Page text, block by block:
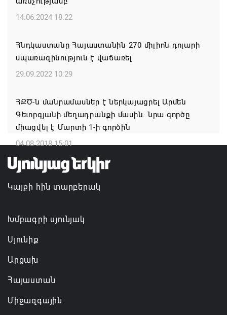
Կապան համայնքի ղեկավար Գևորգ Փարսյանի
մեծածավալ աշխատանքներ՝ գյուղական
բնակավայրերում
07.08.2026 16:09
Ռուսաստանի բանակը «Իսկանդերով» հարվածել է
ուկրաինական գնացքին
07.08.2026 14:32
TRIP ծրագրով 120 մլն եվրո ներդրում՝
Հայաստանի մի շարք զբոսաշրջային
կլաստերների զարգացման համար
14.06.2024 18:22
Հնդկաստանը Հայաստանին 270 միլիոն դոլարի
սպառազինություն է վաճառել
29.09.2022 10:29
ՀՔԾ-ն մանրամասներ է ներկայացրել Արմեն
Գեւորգյանի մեղադրանքի մասին. նրա գործը
միացվել է Մարտի 1-ի գործին
04.08.2018 15:01
Կայքի հին տարբերակ
Խմբագրի սյունյակ
Սյունիք
Արցախ
Հայաստան
Միջազգային